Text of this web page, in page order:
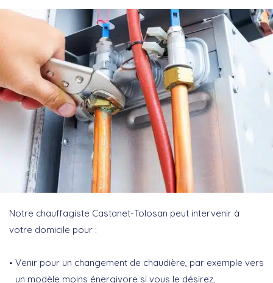
Notre chauffagiste Castanet-Tolosan peut intervenir à
votre domicile pour :
Venir pour un changement de chaudière, par exemple vers
un modèle moins énergivore si vous le désirez,